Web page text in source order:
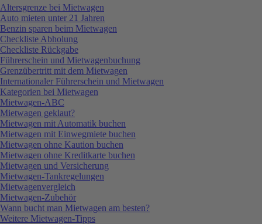
Altersgrenze bei Mietwagen
Auto mieten unter 21 Jahren
Benzin sparen beim Mietwagen
Checkliste Abholung
Checkliste Rückgabe
Führerschein und Mietwagenbuchung
Grenzübertritt mit dem Mietwagen
Internationaler Führerschein und Mietwagen
Kategorien bei Mietwagen
Mietwagen-ABC
Mietwagen geklaut?
Mietwagen mit Automatik buchen
Mietwagen mit Einwegmiete buchen
Mietwagen ohne Kaution buchen
Mietwagen ohne Kreditkarte buchen
Mietwagen und Versicherung
Mietwagen-Tankregelungen
Mietwagenvergleich
Mietwagen-Zubehör
Wann bucht man Mietwagen am besten?
Weitere Mietwagen-Tipps